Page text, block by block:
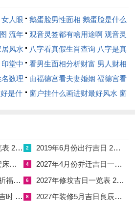
式传达想法~避免冲突，而且又能说服
-你大概会发现他们每次能给出建设
人眼
鹅蛋脸男性面相 鹅蛋脸是什么
脸型男性
流年
观音灵签都有啥用途啊 观音灵
签全部签签词
风水
八字看真假生肖查询 八字是真
还是假
堂中
看男生面相分析财富 男人财相
从哪里看
数理
由福德宫看夫妻婚姻 福德宫看
配偶生肖
是什
窗户挂什么画进财最好风水 窗
一览表 2 2019年6月份出行吉日 2027年6月出行吉日一览表
查询 4 2027年4月份乔迁吉日一览表 2027年4月乔迁吉日吉时查询
一览表 6 2027年修坟吉日一览表 2027年农历2月修坟吉日一览表
一览表 8 2027年装修5月吉日良辰查询表 2027年农历5月装修吉日一览表